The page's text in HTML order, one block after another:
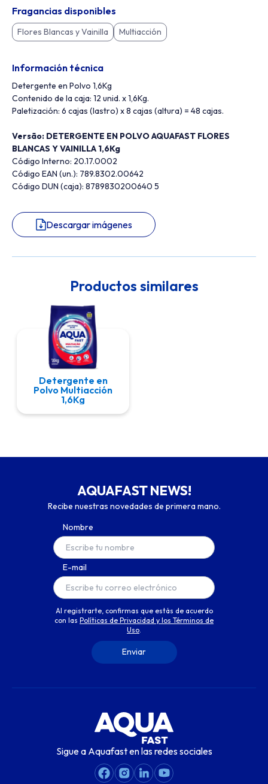
Fragancias disponibles
Flores Blancas y Vainilla Multiacción
Información técnica
Detergente en Polvo 1,6Kg
Contenido de la caja: 12 unid. x 1,6Kg.
Paletización: 6 cajas (lastro) x 8 cajas (altura) = 48 cajas.
Versão: DETERGENTE EN POLVO AQUAFAST FLORES
BLANCAS Y VAINILLA 1,6Kg
Código Interno: 20.17.0002
Código EAN (un.): 789.8302.00642
Código DUN (caja): 8789830200640 5
Descargar imágenes
Productos similares
Detergente en
Polvo Multiacción
1,6Kg
AQUAFAST NEWS!
Recibe nuestras novedades de primera mano.
Nombre
E-mail
Al registrarte, confirmas que estás de acuerdo
con las Políticas de Privacidad y los Términos de
Uso
Sigue a Aquafast en las redes sociales